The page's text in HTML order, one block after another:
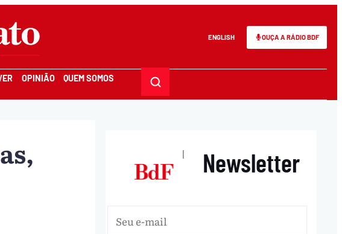
ENGLISH OUÇA A RÁDIO BDF
OPINIÃO QUEM SOMOS
| Newsletter